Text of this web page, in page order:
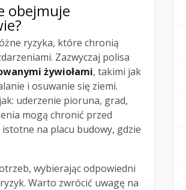
obejmuje
ryzyka, które chronią
Zazwyczaj polisa
żywiołami, takimi jak
i osuwanie się ziemi.
uderzenie pioruna, grad,
mogą chronić przed
istotne na placu budowy, gdzie
wybierając odpowiedni
Warto zwrócić uwagę na